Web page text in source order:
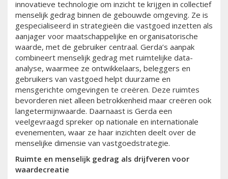
innovatieve technologie om inzicht te krijgen in collectief
menselijk gedrag binnen de gebouwde omgeving. Ze is
gespecialiseerd in strategieën die vastgoed inzetten als
aanjager voor maatschappelijke en organisatorische
waarde, met de gebruiker centraal. Gerda’s aanpak
combineert menselijk gedrag met ruimtelijke data-
analyse, waarmee ze ontwikkelaars, beleggers en
gebruikers van vastgoed helpt duurzame en
mensgerichte omgevingen te creëren. Deze ruimtes
bevorderen niet alleen betrokkenheid maar creëren ook
langetermijnwaarde. Daarnaast is Gerda een
veelgevraagd spreker op nationale en internationale
evenementen, waar ze haar inzichten deelt over de
menselijke dimensie van vastgoedstrategie.
Ruimte en menselijk gedrag als drijfveren voor
waardecreatie